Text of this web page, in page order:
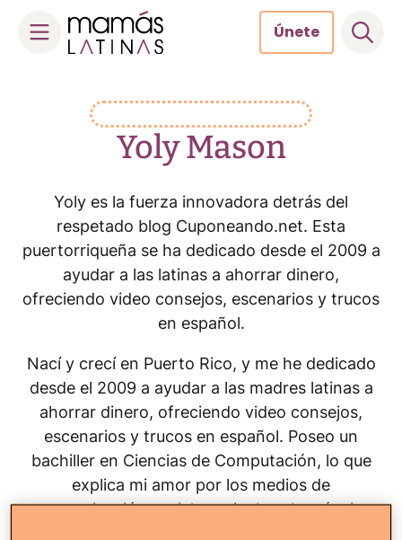
Únete
Yoly Mason
Yoly es la fuerza innovadora detrás del
respetado blog Cuponeando.net. Esta
puertorriqueña se ha dedicado desde el 2009 a
ayudar a las latinas a ahorrar dinero,
ofreciendo video consejos, escenarios y trucos
en español.
Nací y crecí en Puerto Rico, y me he dedicado
desde el 2009 a ayudar a las madres latinas a
ahorrar dinero, ofreciendo video consejos,
escenarios y trucos en español. Poseo un
bachiller en Ciencias de Computación, lo que
explica mi amor por los medios de
comunicación sociales, e incluso lancé mis